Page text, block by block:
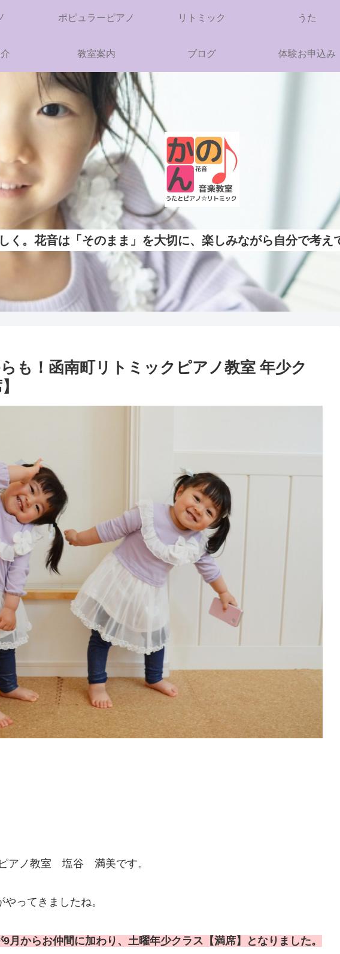
く。花音は「そのまま」を大切に、楽しみながら自分で考
ポピュラーピアノ リトミック うた
教室案内 ブログ 体験お申込み
も！函南町リトミックピアノ教室 年少ク
アノ教室 塩谷 満美です。
ってきましたね。
月からお仲間に加わり、土曜年少クラス【満席】となりました。